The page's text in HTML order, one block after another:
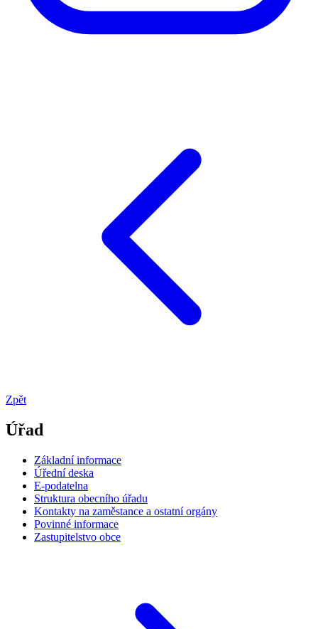
Zpět
Úřad
Základní informace
Úřední deska
E-podatelna
Struktura obecního úřadu
Kontakty na zaměstance a ostatní orgány
Povinné informace
Zastupitelstvo obce